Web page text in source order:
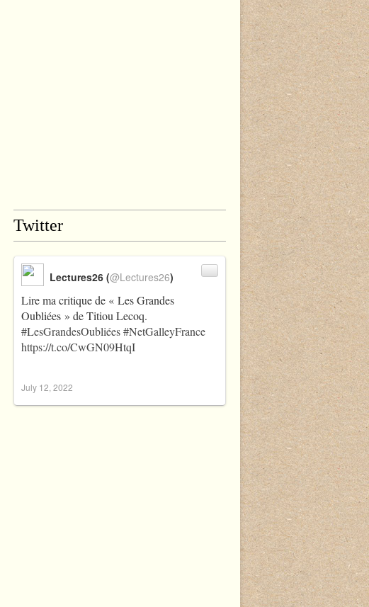
Twitter
Lire ma critique de « Les Grandes
Oubliées » de Titiou Lecoq.
#LesGrandesOubliées#NetGalleyFrance
https://t.co/CwGN09HtqI
Lectures26 (@Lectures26)
July 12, 2022